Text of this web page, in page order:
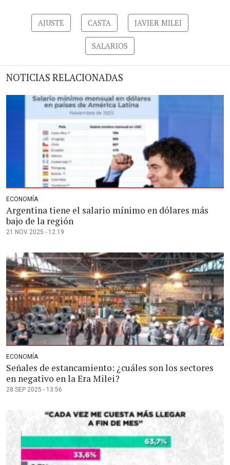
AJUSTE CASTA JAVIER MILEI
SALARIOS
NOTICIAS RELACIONADAS
ECONOMÍA
Argentina tiene el salario mínimo en dólares más
bajo de la región
21 NOV 2025 - 12:19
ECONOMÍA
Señales de estancamiento: ¿cuáles son los sectores
en negativo en la Era Milei?
28 SEP 2025 - 13:56